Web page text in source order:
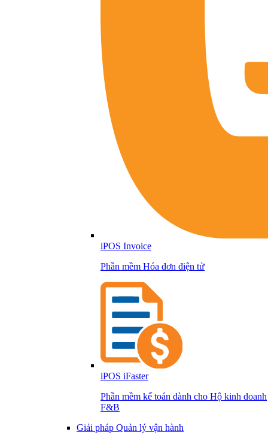
iPOS Invoice
Phần mềm Hóa đơn điện tử
iPOS iFaster
Phần mềm kế toán dành cho Hộ kinh doanh
F&B
Giải pháp Quản lý vận hành